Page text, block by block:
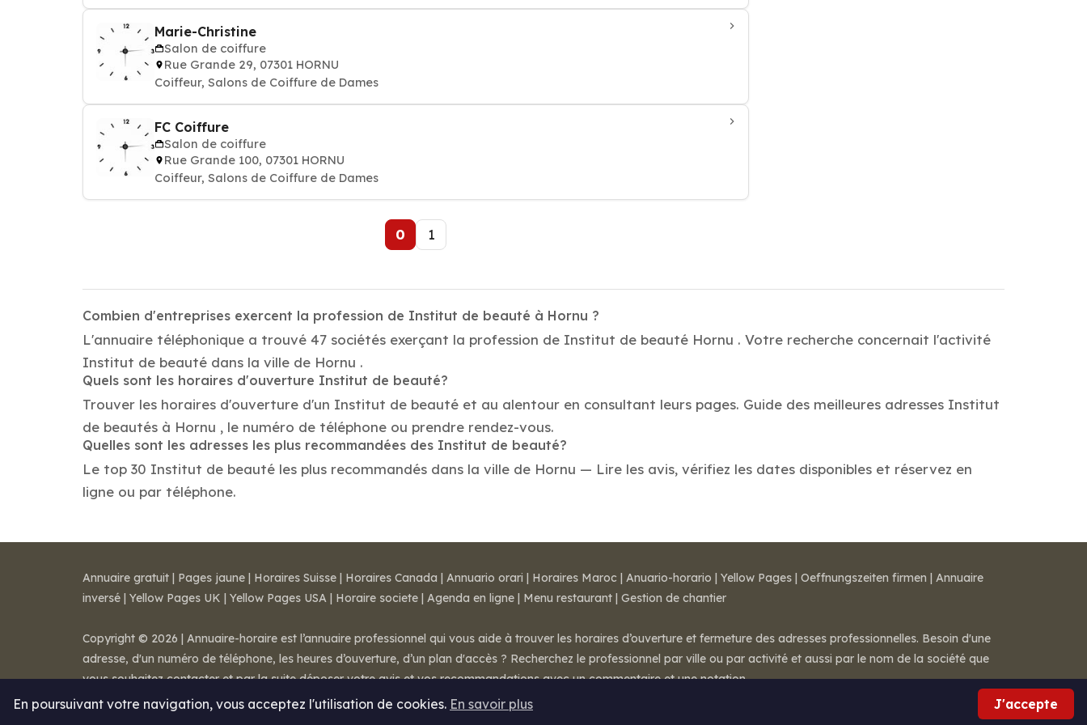
Marie-Christine
Salon de coiffure
Rue Grande 29, 07301 HORNU
Coiffeur, Salons de Coiffure de Dames
FC Coiffure
Salon de coiffure
Rue Grande 100, 07301 HORNU
Coiffeur, Salons de Coiffure de Dames
0 1
Combien d'entreprises exercent la profession de Institut de beauté à Hornu ?
L'annuaire téléphonique a trouvé 47 sociétés exerçant la profession de Institut de beauté Hornu . Votre recherche concernait l'activité
Institut de beauté dans la ville de Hornu .
Quels sont les horaires d'ouverture Institut de beauté?
Trouver les horaires d'ouverture d'un Institut de beauté et au alentour en consultant leurs pages. Guide des meilleures adresses Institut
de beautés à Hornu , le numéro de téléphone ou prendre rendez-vous.
Quelles sont les adresses les plus recommandées des Institut de beauté?
Le top 30 Institut de beauté les plus recommandés dans la ville de Hornu — Lire les avis, vérifiez les dates disponibles et réservez en
ligne ou par téléphone.
En poursuivant votre navigation, vous acceptez l'utilisation de cookies. En savoir plus J'accepte
Annuaire gratuit | Pages jaune | Horaires Suisse | Horaires Canada | Annuario orari | Horaires Maroc | Anuario-horario | Yellow Pages | Oeffnungszeiten firmen | Annuaire
inversé | Yellow Pages UK | Yellow Pages USA | Horaire societe | Agenda en ligne | Menu restaurant | Gestion de chantier
Copyright © 2026 | Annuaire-horaire est l’annuaire professionnel qui vous aide à trouver les horaires d’ouverture et fermeture des adresses professionnelles. Besoin d'une
adresse, d'un numéro de téléphone, les heures d’ouverture, d’un plan d'accès ? Recherchez le professionnel par ville ou par activité et aussi par le nom de la société que
vous souhaitez contacter et par la suite déposer votre avis et vos recommandations avec un commentaire et une notation.
Mentions légales-Conditions de ventes- Contact